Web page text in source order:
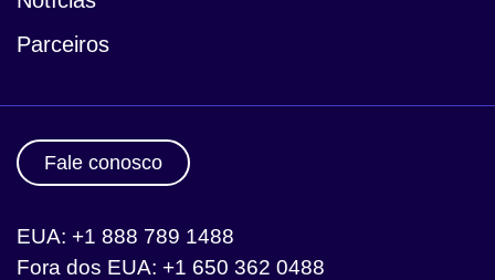
Parceiros
Fale conosco
EUA: +1 888 789 1488
Fora dos EUA: +1 650 362 0488